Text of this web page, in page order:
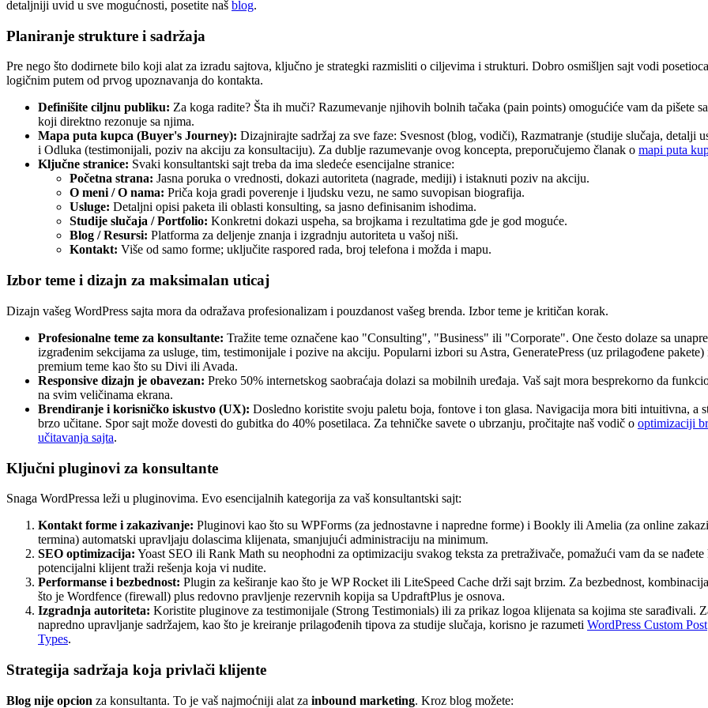
detaljniji uvid u sve mogućnosti, posetite naš blog.
Planiranje strukture i sadržaja
Pre nego što dodirnete bilo koji alat za izradu sajtova, ključno je strategki razmisliti o ciljevima i strukturi. Dobro osmišljen sajt vodi posetioca
logičnim putem od prvog upoznavanja do kontakta.
Definišite ciljnu publiku: Za koga radite? Šta ih muči? Razumevanje njihovih bolnih tačaka (pain points) omogućiće vam da pišete
koji direktno rezonuje sa njima.
Mapa puta kupca (Buyer's Journey): Dizajnirajte sadržaj za sve faze: Svesnost (blog, vodiči), Razmatranje (studije slučaja, detalji
i Odluka (testimonijali, poziv na akciju za konsultaciju). Za dublje razumevanje ovog koncepta, preporučujemo članak o mapi puta
Ključne stranice: Svaki konsultantski sajt treba da ima sledeće esencijalne stranice:
Početna strana: Jasna poruka o vrednosti, dokazi autoriteta (nagrade, mediji) i istaknuti poziv na akciju.
O meni / O nama: Priča koja gradi poverenje i ljudsku vezu, ne samo suvopisan biografija.
Usluge: Detaljni opisi paketa ili oblasti konsulting, sa jasno definisanim ishodima.
Studije slučaja / Portfolio: Konkretni dokazi uspeha, sa brojkama i rezultatima gde je god moguće.
Blog / Resursi: Platforma za deljenje znanja i izgradnju autoriteta u vašoj niši.
Kontakt: Više od samo forme; uključite raspored rada, broj telefona i možda i mapu.
Izbor teme i dizajn za maksimalan uticaj
Dizajn vašeg WordPress sajta mora da odražava profesionalizam i pouzdanost vašeg brenda. Izbor teme je kritičan korak.
Profesionalne teme za konsultante: Tražite teme označene kao "Consulting", "Business" ili "Corporate". One često dolaze sa
izgrađenim sekcijama za usluge, tim, testimonijale i pozive na akciju. Popularni izbori su Astra, GeneratePress (uz prilagođene pakete)
premium teme kao što su Divi ili Avada.
Responsive dizajn je obavezan: Preko 50% internetskog saobraćaja dolazi sa mobilnih uređaja. Vaš sajt mora besprekorno da
na svim veličinama ekrana.
Brendiranje i korisničko iskustvo (UX): Dosledno koristite svoju paletu boja, fontove i ton glasa. Navigacija mora biti intuitivna, a
brzo učitane. Spor sajt može dovesti do gubitka do 40% posetilaca. Za tehničke savete o ubrzanju, pročitajte naš vodič o optimizaciji
učitavanja sajta.
Ključni pluginovi za konsultante
Snaga WordPressa leži u pluginovima. Evo esencijalnih kategorija za vaš konsultantski sajt:
Kontakt forme i zakazivanje: Pluginovi kao što su WPForms (za jednostavne i napredne forme) i Bookly ili Amelia (za online
termina) automatski upravljaju dolascima klijenata, smanjujući administraciju na minimum.
SEO optimizacija: Yoast SEO ili Rank Math su neophodni za optimizaciju svakog teksta za pretraživače, pomažući vam da se nađete
potencijalni klijent traži rešenja koja vi nudite.
Performanse i bezbednost: Plugin za keširanje kao što je WP Rocket ili LiteSpeed Cache drži sajt brzim. Za bezbednost,
što je Wordfence (firewall) plus redovno pravljenje rezervnih kopija sa UpdraftPlus je osnova.
Izgradnja autoriteta: Koristite pluginove za testimonijale (Strong Testimonials) ili za prikaz logoa klijenata sa kojima ste sarađivali.
napredno upravljanje sadržajem, kao što je kreiranje prilagođenih tipova za studije slučaja, korisno je razumeti WordPress Custom Post
Types.
Strategija sadržaja koja privlači klijente
Blog nije opcion za konsultanta. To je vaš najmoćniji alat za inbound marketing. Kroz blog možete: